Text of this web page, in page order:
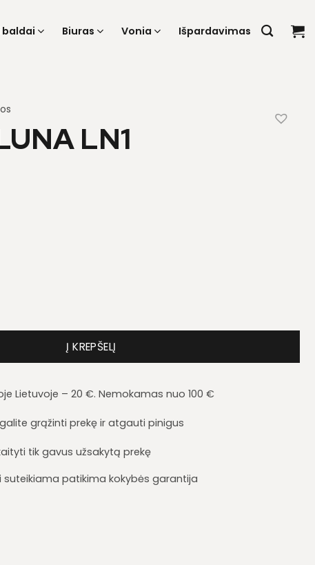
baldai Biuras Vonia Išpardavimas
LN1
LN1
Į KREPŠELĮ
Lietuvoje – 20 €. Nemokamas nuo 100 €
grąžinti prekę ir atgauti pinigus
tik gavus užsakytą prekę
suteikiama patikima kokybės garantija